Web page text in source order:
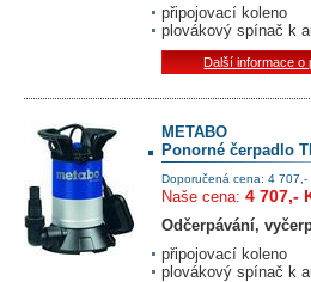
připojovací koleno
plovákový spínač k
Další informace o
METABO
Ponorné čerpadlo
Doporučená cena: 4 707,-
Naše cena: 4 707,-
Odčerpávání,
připojovací koleno
plovákový spínač k